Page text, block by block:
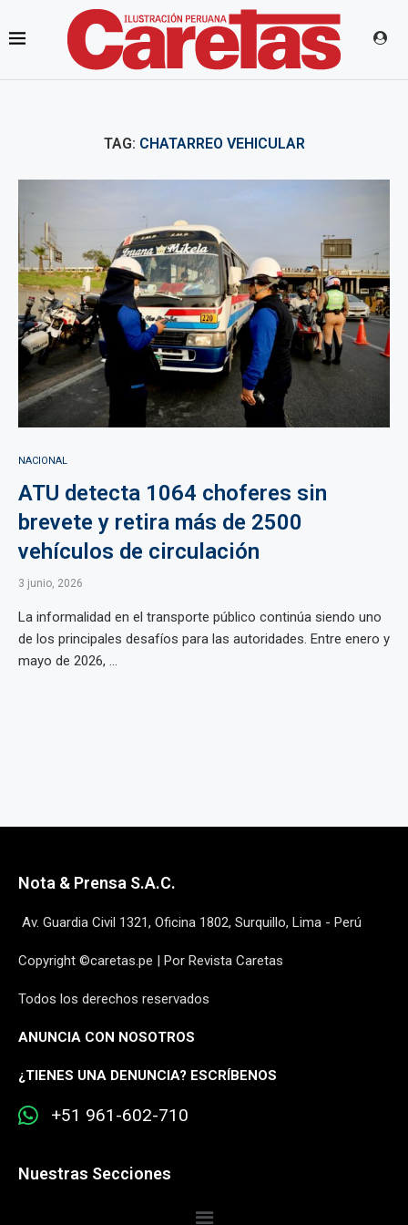
TAG: CHATARREO VEHICULAR
NACIONAL
ATU detecta 1064 choferes sin
brevete y retira más de 2500
vehículos de circulación
3 junio, 2026
La informalidad en el transporte público continúa siendo uno
de los principales desafíos para las autoridades. Entre enero y
mayo de 2026, ...
Nota & Prensa S.A.C.
Av. Guardia Civil 1321, Oficina 1802, Surquillo, Lima - Perú
Copyright ©caretas.pe | Por Revista Caretas
Todos los derechos reservados
ANUNCIA CON NOSOTROS
¿TIENES UNA DENUNCIA? ESCRÍBENOS
+51 961-602-710
Nuestras Secciones